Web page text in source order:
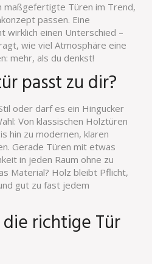
maßgefertigte Türen im Trend,
passen. Eine
wirklich einen Unterschied –
wie viel Atmosphäre eine
mehr, als du denkst!
passt zu dir?
oder darf es ein Hingucker
Von klassischen Holztüren
hin zu modernen, klaren
Gerade Türen mit etwas
in jeden Raum ohne zu
Material? Holz bleibt Pflicht,
gut zu fast jedem
richtige Tür